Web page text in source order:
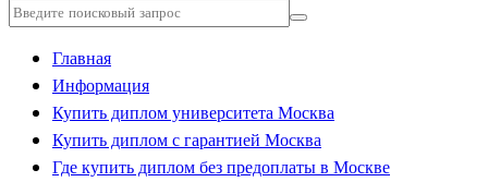
Главная
Информация
Купить диплом университета Москва
Купить диплом с гарантией Москва
Где купить диплом без предоплаты в Москве